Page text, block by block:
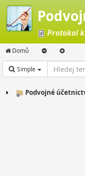
Protokol
Domů
Simple
Podvojné